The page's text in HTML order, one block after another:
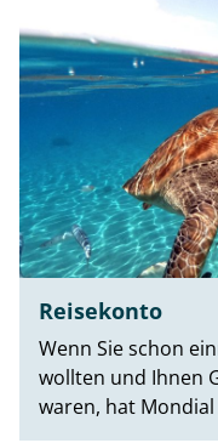
Reisekonto
Wenn Sie schon
wollten und Ihnen
waren, hat Mondial